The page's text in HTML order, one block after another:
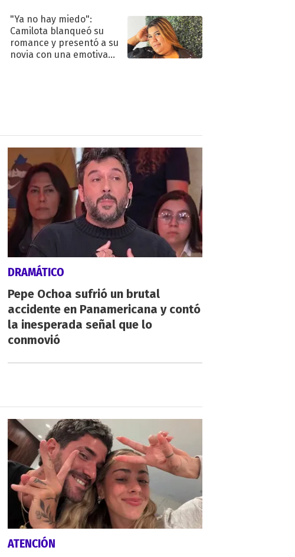
terapéutico"
"Ya no hay miedo":
Camilota blanqueó su
romance y presentó a su
novia con una emotiva
DRAMÁTICO
Pepe Ochoa sufrió un brutal
accidente en Panamericana y contó
la inesperada señal que lo
conmovió
ATENCIÓN